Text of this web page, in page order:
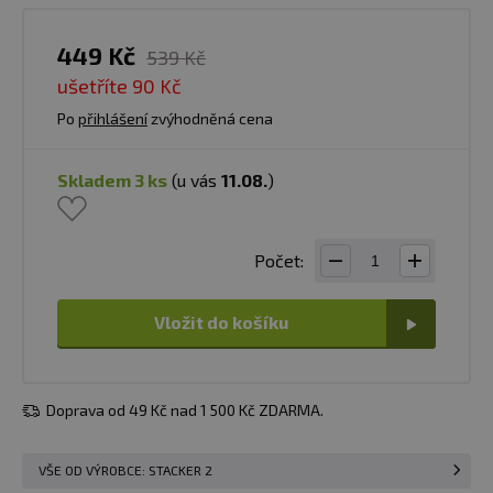
449 Kč 539 Kč
ušetříte 90 Kč
Po přihlášenízvýhodněná cena
skladem 3 ks (u vás 11.08.)
Počet:
Vložit do košíku
Doprava od 49 Kč nad 1 500 Kč ZDARMA.
VŠE OD VÝROBCE: STACKER 2